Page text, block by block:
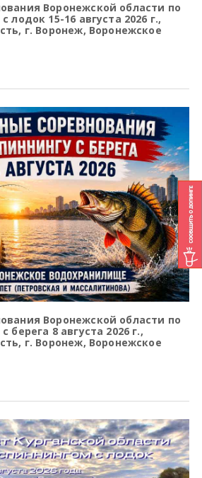
Воронежской области по
лодок 15-16 августа 2026 г.,
г. Воронеж, Воронежское
Воронежской области по
берега 8 августа 2026 г.,
г. Воронеж, Воронежское